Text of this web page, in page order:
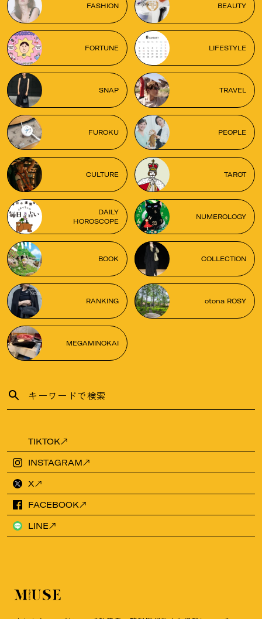
FASHION BEAUTY
FORTUNE LIFESTYLE
SNAP TRAVEL
FUROKU PEOPLE
CULTURE TAROT
DAILY
HOROSCOPE
NUMEROLOGY
BOOK COLLECTION
RANKING otona ROSY
MEGAMINOKAI
TIKTOK
INSTAGRAM
X
FACEBOOK
LINE